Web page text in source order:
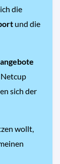
die
und die
sich der
wollt,